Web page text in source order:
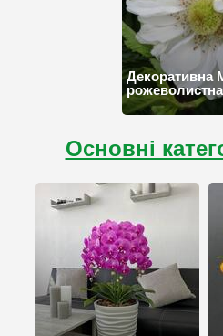
Декоративна
рожеволистна
Основні